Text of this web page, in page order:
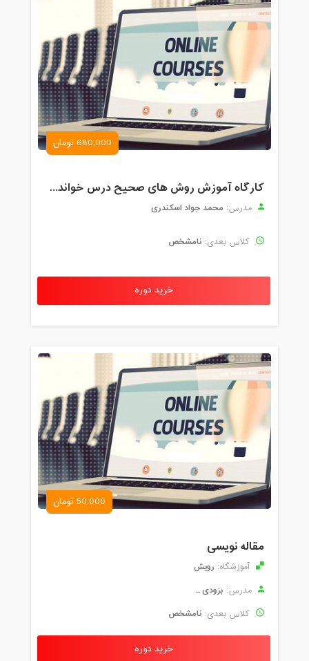
680,000 تومان
کارگاه آموزش روش های صحیح درس خواندن همراه با یادگیری بدون فراموشی
مدرس: محمد جواد اسکندری
کلاس بعدی: نامشخص
خرید دوره
50,000 تومان
مقاله نویسی
آموزشگاه: رویش
مدرس: بزودی ...
کلاس بعدی: نامشخص
خرید دوره